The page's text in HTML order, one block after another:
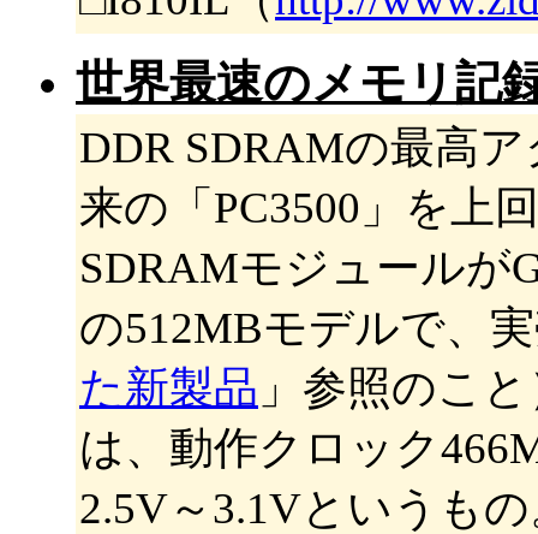
世界最速のメモリ記
DDR SDRAMの最高
来の「PC3500」を上
SDRAMモジュールが
の512MBモデルで、
た新製品 」参照のこ
は、動作クロック
2.5V～3.1Vというも